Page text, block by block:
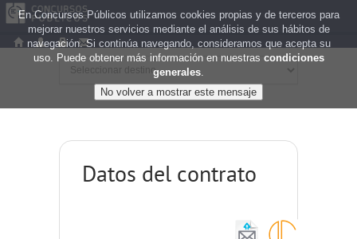
Datos del contrato
En Concursos Públicos utilizamos cookies propias y de terceros para
mejorar nuestros servicios mediante el análisis de sus hábitos de
navegación. Si continúa navegando, consideramos que acepta su
uso. Puede obtener más información en nuestras condiciones
generales.